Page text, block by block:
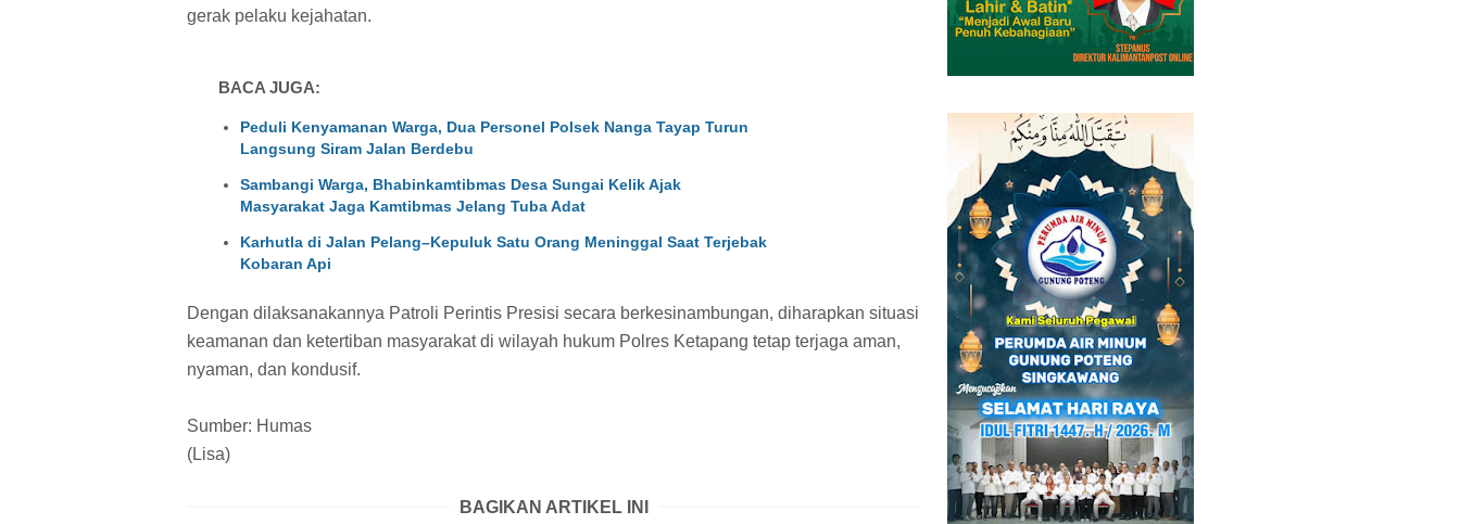
gerak pelaku kejahatan.
BACA JUGA:
Peduli Kenyamanan Warga, Dua Personel Polsek Nanga Tayap Turun
Langsung Siram Jalan Berdebu
Sambangi Warga, Bhabinkamtibmas Desa Sungai Kelik Ajak
Masyarakat Jaga Kamtibmas Jelang Tuba Adat
Karhutla di Jalan Pelang–Kepuluk Satu Orang Meninggal Saat Terjebak
Kobaran Api
Dengan dilaksanakannya Patroli Perintis Presisi secara berkesinambungan, diharapkan situasi
keamanan dan ketertiban masyarakat di wilayah hukum Polres Ketapang tetap terjaga aman,
nyaman, dan kondusif.
Sumber: Humas
(Lisa)
BAGIKAN ARTIKEL INI